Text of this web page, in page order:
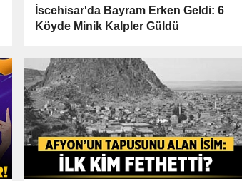
İscehisar'da Bayram Erken Geldi: 6
Köyde Minik Kalpler Güldü